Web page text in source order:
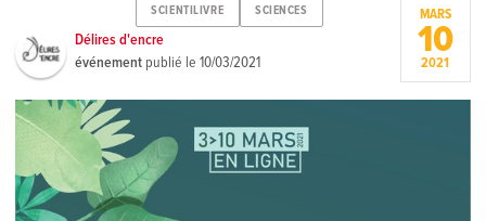
SCIENTILIVRE SCIENCES
Délires d'encre
événement publié le10/03/2021
MARS
10
2021